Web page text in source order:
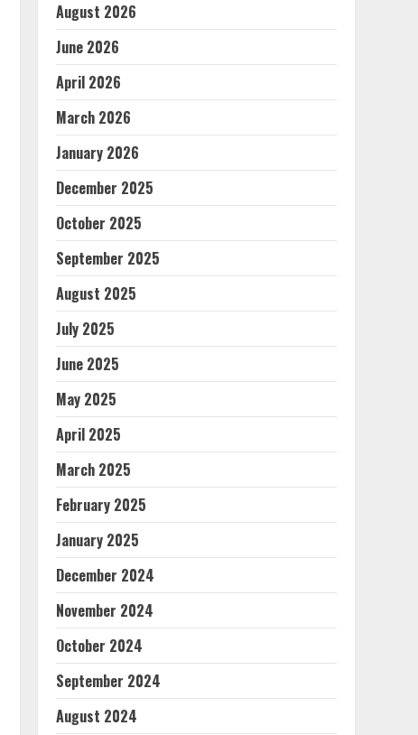
August 2026
June 2026
April 2026
March 2026
January 2026
December 2025
October 2025
September 2025
August 2025
July 2025
June 2025
May 2025
April 2025
March 2025
February 2025
January 2025
December 2024
November 2024
October 2024
September 2024
August 2024